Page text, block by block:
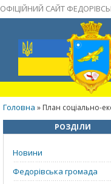
ОФІЦІЙНИЙ САЙТ
Головна » План соціально-
РОЗДІЛИ
Новини
Федорівська громада